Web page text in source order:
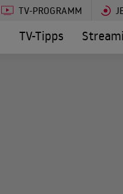
TV-PROGRAMM
TV-Tipps